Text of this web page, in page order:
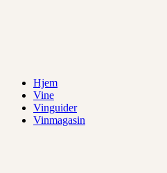
Hjem
Vine
Vinguider
Vinmagasin